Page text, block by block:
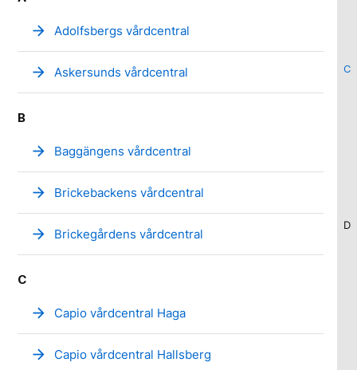
C
D
arrow_forward Adolfsbergs vårdcentral
arrow_forward Askersunds vårdcentral
B
arrow_forward Baggängens vårdcentral
arrow_forward Brickebackens vårdcentral
arrow_forward Brickegårdens vårdcentral
C
arrow_forward Capio vårdcentral Haga
arrow_forward Capio vårdcentral Hallsberg